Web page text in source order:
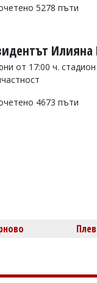
5278 пъти
Илияна
от 17:00 ч.
4673 пъти